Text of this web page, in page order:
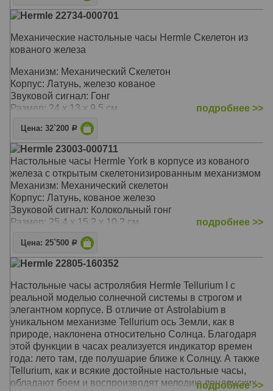
Hermle 22734-000701
Механические настольные часы Hermle Скелетон из
кованого железа
Механизм: Механический Cкелетон
Корпус: Латунь, железо кованое
Звуковой сигнал: Гонг
Размер: 24 х 13 х 9,5 см
подробнее >>
Цена: 32`200 Р
Hermle 23003-000711
Настольные часы Hermle York в корпусе из кованого
железа с открытым скелетонизированным механизмом
Механизм: Механический скелетон
Корпус: Латунь, кованое железо
Звуковой сигнал: Колокольный гонг
Размер: 25,4 х 15,2 х 10,2 см
подробнее >>
Цена: 25`500 Р
Hermle 22805-160352
Настольные часы астролябия Hermle Tellurium I с
реальной моделью солнечной системы в строгом и
элегантном корпусе. В отличие от Astrolabium в
уникальном механизме Tellurium ось Земли, как в
природе, наклонена относительно Солнца. Благодаря
этой функции в часах реализуется индикатор времен
года: лето там, где полушарие ближе к Солнцу. А также
Tellurium, как и всякие достойные настольные часы,
обладают боем и воспроизводят мелодию лондонских
подробнее >>